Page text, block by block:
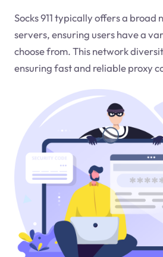
Socks 911 typically offers a broad
servers, ensuring users have a
choose from. This network
ensuring fast and reliable proxy